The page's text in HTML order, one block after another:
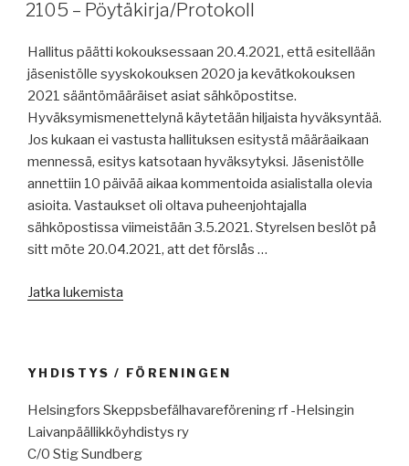
Internationell
ILO”
2105 – Pöytäkirja/Protokoll
Hallitus päätti kokouksessaan 20.4.2021, että esitellään
jäsenistölle syyskokouksen 2020 ja kevätkokouksen
2021 sääntömääräiset asiat sähköpostitse.
Hyväksymismenettelynä käytetään hiljaista hyväksyntää.
Jos kukaan ei vastusta hallituksen esitystä määräaikaan
mennessä, esitys katsotaan hyväksytyksi. Jäsenistölle
annettiin 10 päivää aikaa kommentoida asialistalla olevia
asioita. Vastaukset oli oltava puheenjohtajalla
sähköpostissa viimeistään 3.5.2021. Styrelsen beslöt på
sitt möte 20.04.2021, att det förslås …
Jatka lukemista
YHDISTYS / FÖRENINGEN
Helsingfors Skeppsbefälhavareförening rf -Helsingin
Laivanpäällikköyhdistys ry
C/0 Stig Sundberg